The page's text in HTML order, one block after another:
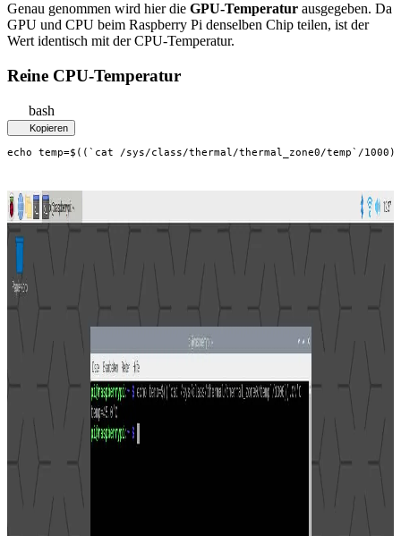
Genau genommen wird hier die GPU-Temperatur ausgegeben. Da
GPU und CPU beim Raspberry Pi denselben Chip teilen, ist der
Wert identisch mit der CPU-Temperatur.
Reine CPU-Temperatur
bash
Kopieren
echo temp=$((`cat /sys/class/thermal/thermal_zone0/temp`/